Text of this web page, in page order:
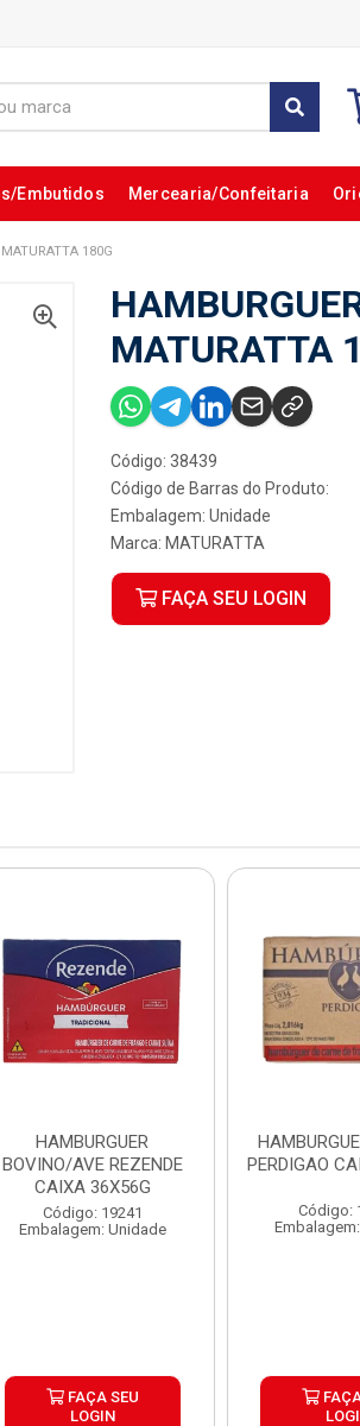
Embutidos Mercearia/Confeitaria
180G
MATURATTA
Código: 38439
Código de Barras do Produto:
Embalagem: Unidade
Marca: MATURATTA
FAÇA SEU LOGIN
HAMBURGUER
BOVINO/AVE REZENDE
CAIXA 36X56G
Código: 19241
Embalagem: Unidade
FAÇA SEU
LOGIN
PERDIGAO
Código: